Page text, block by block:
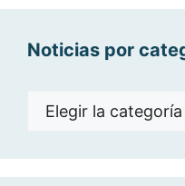
Noticias por
Noticias